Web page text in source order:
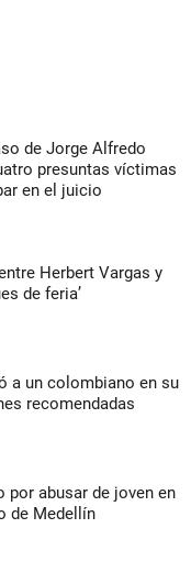
de Jorge Alfredo
presuntas víctimas
en el juicio
Herbert Vargas y
de feria’
a un colombiano en su
recomendadas
por abusar de joven en
de Medellín